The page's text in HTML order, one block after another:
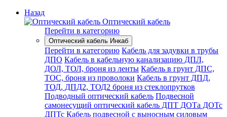
Назад
Оптический кабель
Перейти в категорию
Оптический кабель Инкаб
Перейти в категорию Кабель для задувки в трубы
ДПО Кабель в кабельную канализацию ДПЛ,
ДОЛ, ТОЛ, броня из ленты Кабель в грунт ДПС,
ТОС, броня из проволоки Кабель в грунт ДПД,
ТОД, ДПД2, ТОД2 броня из стеклопрутков
Подводный оптический кабель Подвесной
самонесущий оптический кабель ДПТ ДОТа ДОТс
ДПТс Кабель подвесной с выносным силовым